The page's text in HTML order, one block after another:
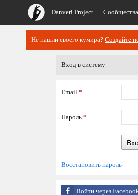
Danveri Project Сообщества
Не нашли своего кумира? Создайте
Вход в систему
Email *
Пароль *
Восстановить пароль
Войти через